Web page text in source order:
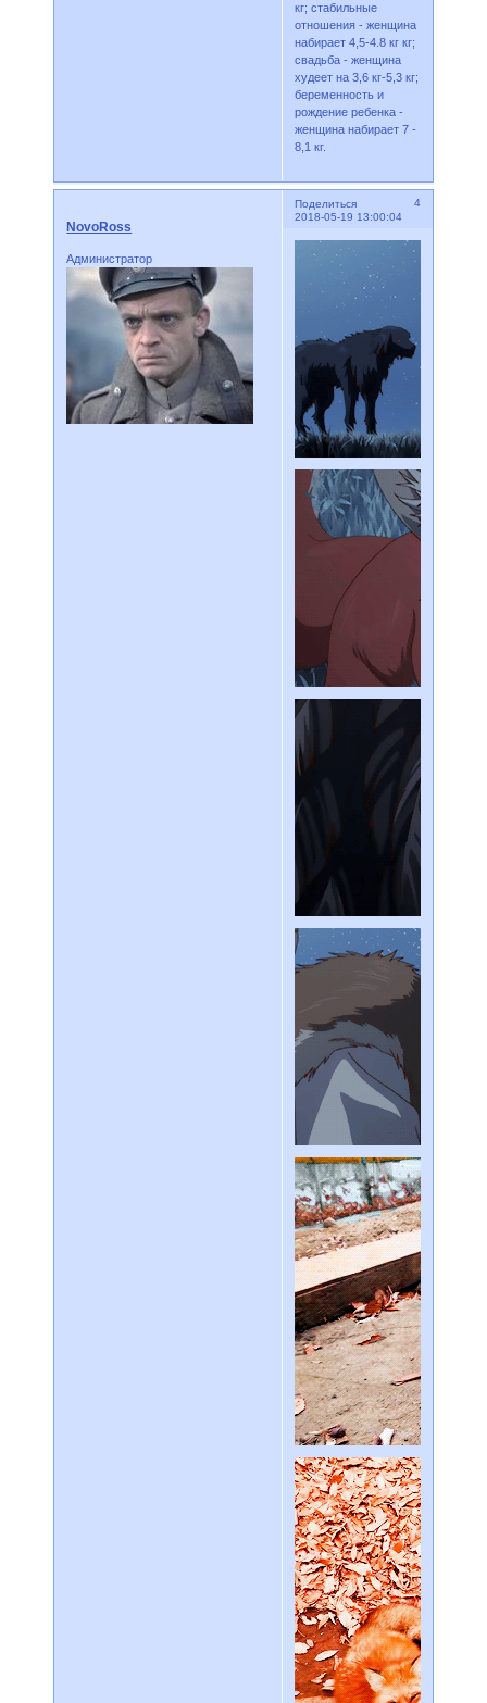
кг; стабильные
отношения - женщина
набирает 4,5-4.8 кг кг;
свадьба - женщина
худеет на 3,6 кг-5,3 кг;
беременность и
рождение ребенка -
женщина набирает 7 -
8,1 кг.
Поделиться
4
2018-05-19 13:00:04
NovoRoss
Администратор